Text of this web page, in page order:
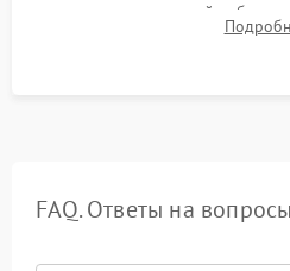
времени автономной работы,
корректности формы
FAQ. Ответы на вопросы